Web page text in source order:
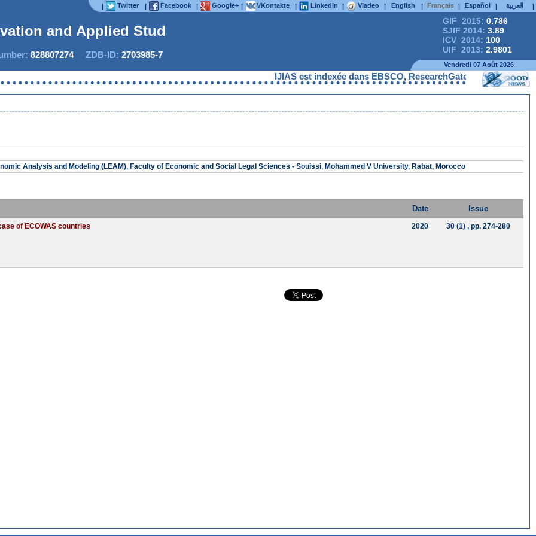
| Twitter | Facebook | Google+ | VKontakte | LinkedIn | Viadeo | English | Français | Español | العربية |
GIF 2015: 0.786
SJIF 2014: 3.89
ICV 2014: 100
UIF 2013: 2.9801
and Applied Studies
828807274ZDB-ID: 2703985-7
Vendredi 07 Août 2026
IJIAS est indexée dans EBSCO, ResearchGate, ProQuest,
Analysis and Modeling (LEAM), Faculty of Economic and Social Legal Sciences - Souissi, Mohammed V University, Rabat, Morocco
Date Issue
of ECOWAS countries 2020 30 (1), pp. 274-280